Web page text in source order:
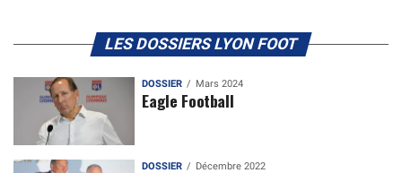
LES DOSSIERS LYON FOOT
DOSSIER Mars 2024
Eagle Football
DOSSIER Décembre 2022